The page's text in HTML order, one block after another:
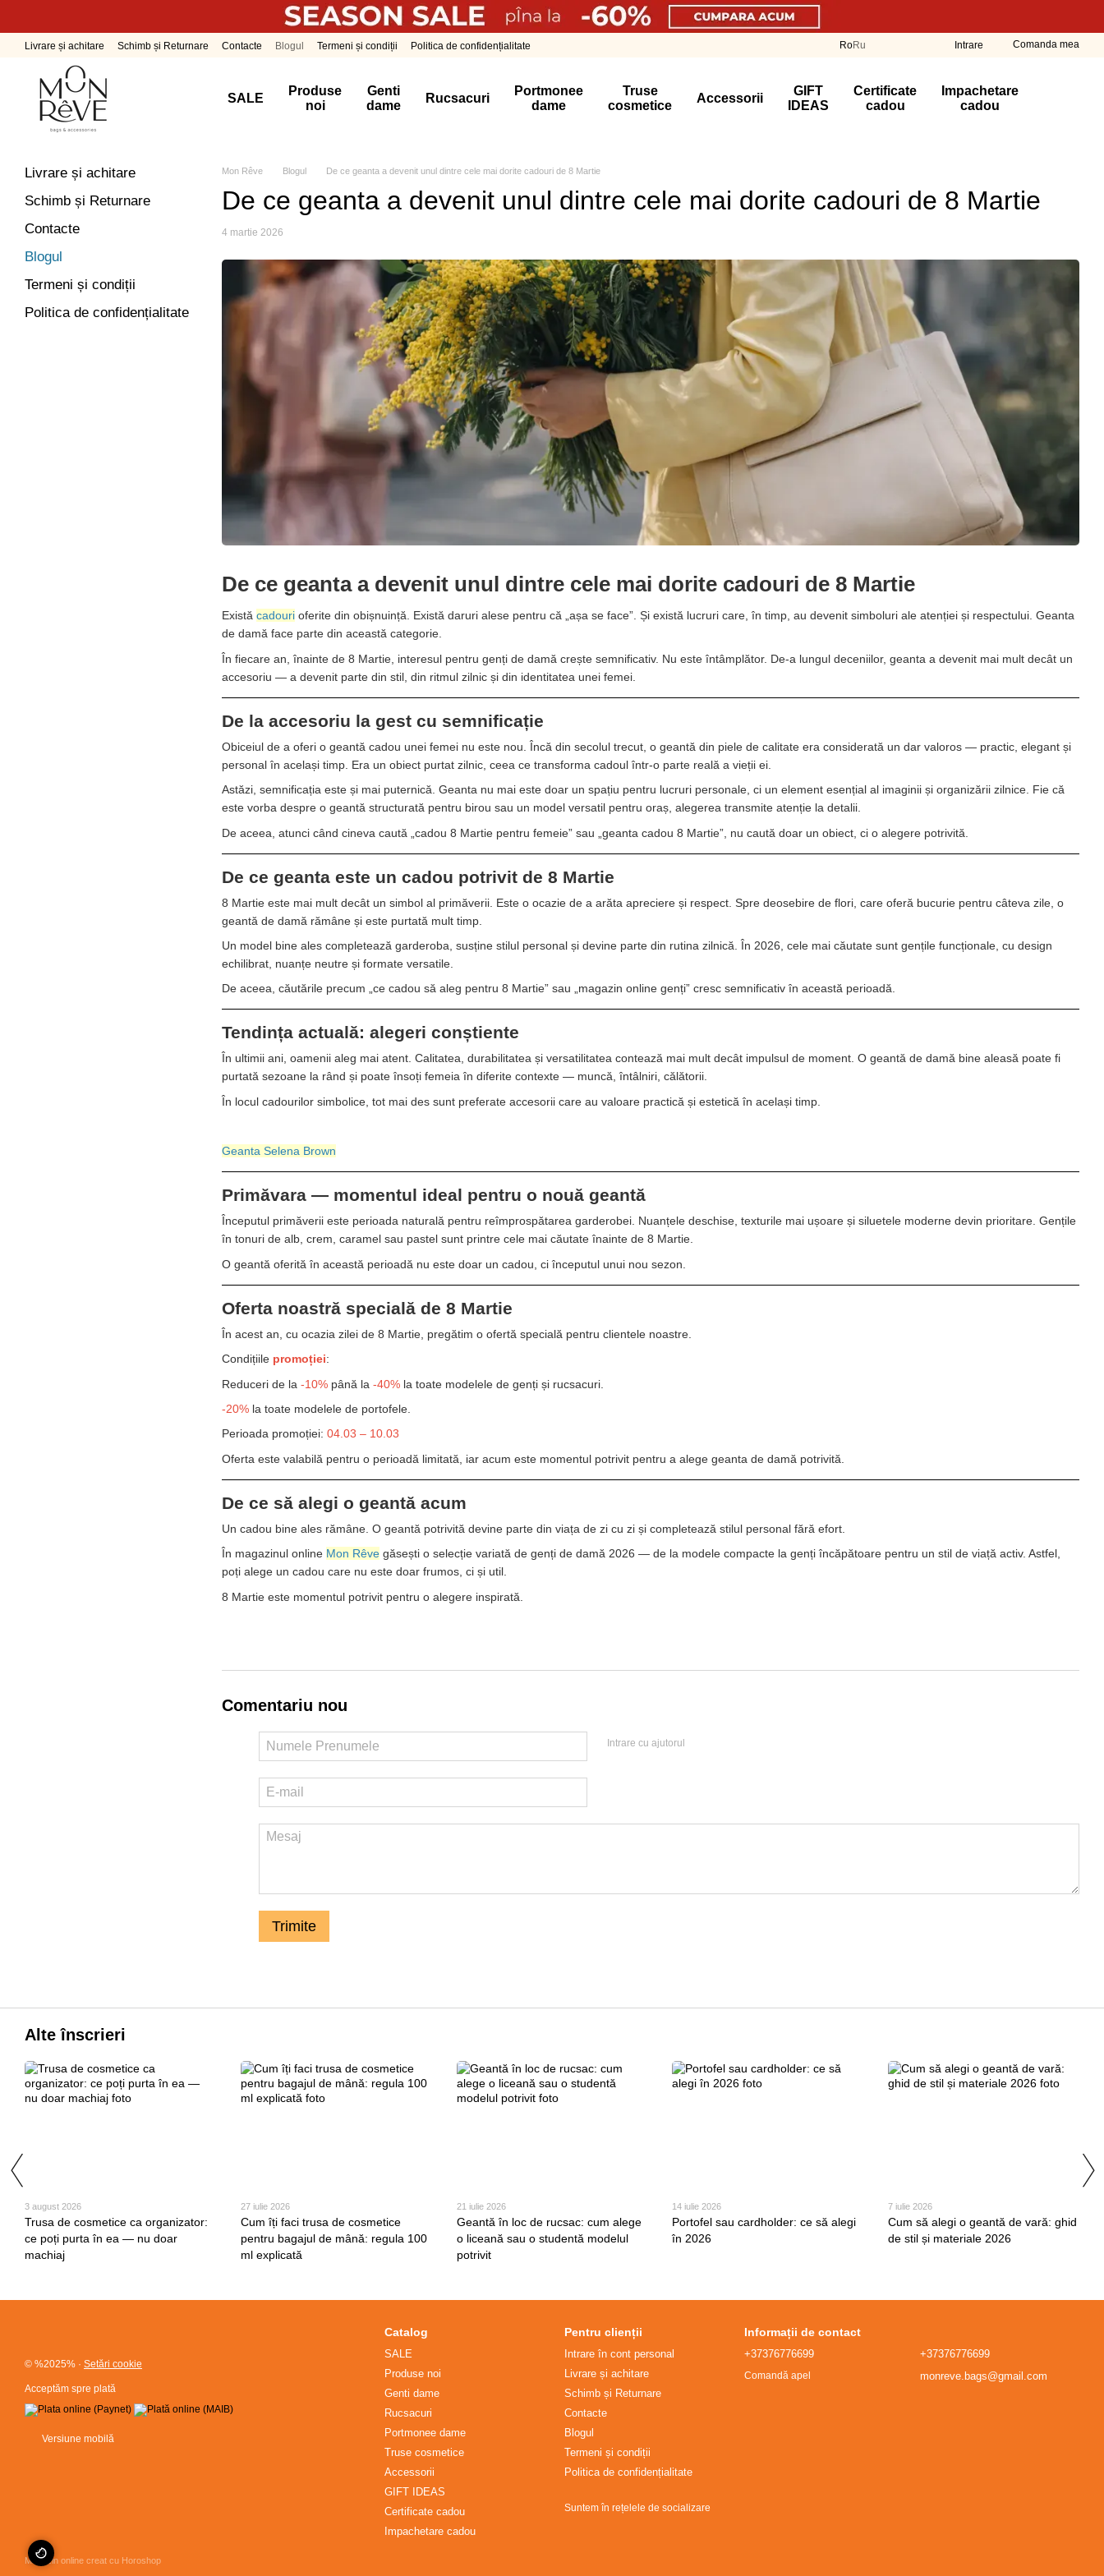
Livrare și achitare Schimb și Returnare Contacte Blogul Termeni și condiții Politica de confidențialitate RoRu Intrare Comanda mea
SALE
Produse
noi
Genti
dame
Rucsacuri
Portmonee
dame
Truse
cosmetice
Accessorii
GIFT
IDEAS
Certificate
cadou
Impachetare
cadou
Mon Rêve Blogul De ce geanta a devenit unul dintre cele mai dorite cadouri de 8 Martie
De ce geanta a devenit unul dintre cele mai dorite cadouri de 8 Martie
4 martie 2026
De ce geanta a devenit unul dintre cele mai dorite cadouri de 8 Martie
Există cadouri oferite din obișnuință. Există daruri alese pentru că „așa se face”. Și există lucruri care, în timp, au devenit simboluri ale atenției și respectului. Geanta
de damă face parte din această categorie.
În fiecare an, înainte de 8 Martie, interesul pentru genți de damă crește semnificativ. Nu este întâmplător. De-a lungul deceniilor, geanta a devenit mai mult decât un
accesoriu — a devenit parte din stil, din ritmul zilnic și din identitatea unei femei.
De la accesoriu la gest cu semnificație
Obiceiul de a oferi o geantă cadou unei femei nu este nou. Încă din secolul trecut, o geantă din piele de calitate era considerată un dar valoros — practic, elegant și
personal în același timp. Era un obiect purtat zilnic, ceea ce transforma cadoul într-o parte reală a vieții ei.
Astăzi, semnificația este și mai puternică. Geanta nu mai este doar un spațiu pentru lucruri personale, ci un element esențial al imaginii și organizării zilnice. Fie că
este vorba despre o geantă structurată pentru birou sau un model versatil pentru oraș, alegerea transmite atenție la detalii.
De aceea, atunci când cineva caută „cadou 8 Martie pentru femeie” sau „geanta cadou 8 Martie”, nu caută doar un obiect, ci o alegere potrivită.
De ce geanta este un cadou potrivit de 8 Martie
8 Martie este mai mult decât un simbol al primăverii. Este o ocazie de a arăta apreciere și respect. Spre deosebire de flori, care oferă bucurie pentru câteva zile, o
geantă de damă rămâne și este purtată mult timp.
Un model bine ales completează garderoba, susține stilul personal și devine parte din rutina zilnică. În 2026, cele mai căutate sunt gențile funcționale, cu design
echilibrat, nuanțe neutre și formate versatile.
De aceea, căutările precum „ce cadou să aleg pentru 8 Martie” sau „magazin online genți” cresc semnificativ în această perioadă.
Tendința actuală: alegeri conștiente
În ultimii ani, oamenii aleg mai atent. Calitatea, durabilitatea și versatilitatea contează mai mult decât impulsul de moment. O geantă de damă bine aleasă poate fi
purtată sezoane la rând și poate însoți femeia în diferite contexte — muncă, întâlniri, călătorii.
În locul cadourilor simbolice, tot mai des sunt preferate accesorii care au valoare practică și estetică în același timp.
Geanta Selena Brown
Primăvara — momentul ideal pentru o nouă geantă
Începutul primăverii este perioada naturală pentru reîmprospătarea garderobei. Nuanțele deschise, texturile mai ușoare și siluetele moderne devin prioritare. Gențile
în tonuri de alb, crem, caramel sau pastel sunt printre cele mai căutate înainte de 8 Martie.
O geantă oferită în această perioadă nu este doar un cadou, ci începutul unui nou sezon.
Oferta noastră specială de 8 Martie
În acest an, cu ocazia zilei de 8 Martie, pregătim o ofertă specială pentru clientele noastre.
Condițiile promoției:
Reduceri de la -10% până la -40% la toate modelele de genți și rucsacuri.
-20% la toate modelele de portofele.
Perioada promoției: 04.03 – 10.03
Oferta este valabilă pentru o perioadă limitată, iar acum este momentul potrivit pentru a alege geanta de damă potrivită.
De ce să alegi o geantă acum
Un cadou bine ales rămâne. O geantă potrivită devine parte din viața de zi cu zi și completează stilul personal fără efort.
În magazinul online Mon Rêve găsești o selecție variată de genți de damă 2026 — de la modele compacte la genți încăpătoare pentru un stil de viață activ. Astfel,
poți alege un cadou care nu este doar frumos, ci și util.
8 Martie este momentul potrivit pentru o alegere inspirată.
Comentariu nou
Intrare cu ajutorul
Trimite
Livrare și achitare
Schimb și Returnare
Contacte
Blogul
Termeni și condiții
Politica de confidențialitate
Alte înscrieri
3 august 2026
Trusa de cosmetice ca organizator:
ce poți purta în ea — nu doar
machiaj
27 iulie 2026
Cum îți faci trusa de cosmetice
pentru bagajul de mână: regula 100
ml explicată
21 iulie 2026
Geantă în loc de rucsac: cum alege
o liceană sau o studentă modelul
potrivit
14 iulie 2026
Portofel sau cardholder: ce să alegi
în 2026
7 iulie 2026
Cum să alegi o geantă de vară: ghid
de stil și materiale 2026
© %2025% · Setări cookie
Acceptăm spre plată
Versiune mobilă
Magazin online creat cu Horoshop
Catalog
SALE
Produse noi
Genti dame
Rucsacuri
Portmonee dame
Truse cosmetice
Accessorii
GIFT IDEAS
Certificate cadou
Impachetare cadou
Pentru clienții
Intrare în cont personal
Livrare și achitare
Schimb și Returnare
Contacte
Blogul
Termeni și condiții
Politica de confidențialitate
Suntem în rețelele de socializare
Informații de contact
+37376776699
Comandă apel
+37376776699
monreve.bags@gmail.com